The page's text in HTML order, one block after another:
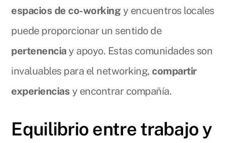
espacios de co-working y encuentros locales
puede proporcionar un sentido de
pertenenciay apoyo. Estas comunidades son
invaluables para el networking,compartir
experiencias y encontrar compañía.
Equilibrio entre trabajo y